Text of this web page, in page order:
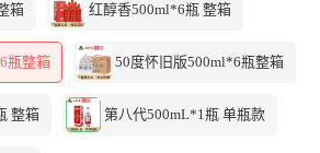
箱 红醇香500ml*6瓶 整箱
瓶整箱 50度怀旧版500ml*6瓶整箱
整箱 第八代500mL*1瓶 单瓶款